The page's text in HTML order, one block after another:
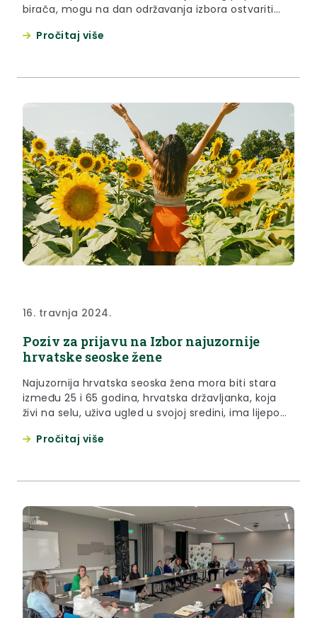
birača, mogu na dan održavanja izbora ostvariti
koju izdaju ovlašteni službenici u Upravnom odjelu
Pročitaj više
16. travnja 2024.
Poziv za prijavu na Izbor najuzornije
hrvatske seoske žene
Najuzornija hrvatska seoska žena mora biti stara
između 25 i 65 godina, hrvatska državljanka, koja
živi na selu, uživa ugled u svojoj sredini, ima lijepo
proizvodi poljoprivredne proizvode i/ili rukotvorine
Pročitaj više